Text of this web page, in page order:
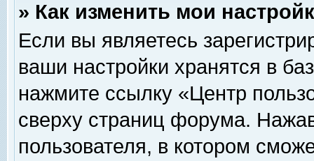
» Как изменить мои
Если вы являетесь
ваши настройки хранятся в
нажмите ссылку «Центр
сверху страниц форума.
пользователя, в котором